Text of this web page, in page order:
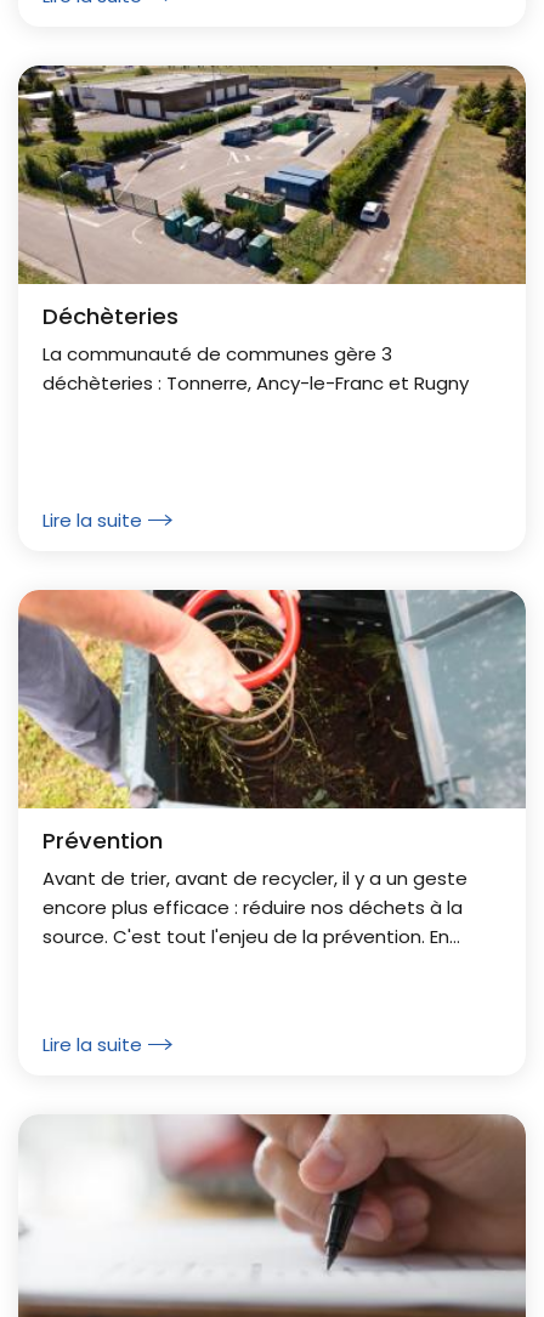
Déchèteries
La communauté de communes gère 3
déchèteries : Tonnerre, Ancy-le-Franc et Rugny
Lire la suite
Prévention
Avant de trier, avant de recycler, il y a un geste
encore plus efficace : réduire nos déchets à la
source. C'est tout l'enjeu de la prévention. En
Lire la suite